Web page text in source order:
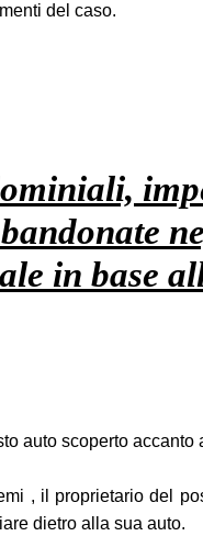
del caso.
in base
auto scoperto
, il proprietario del
dietro alla sua auto.